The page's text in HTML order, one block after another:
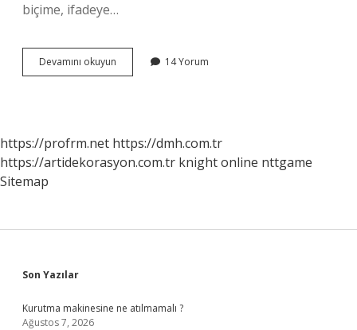
biçime, ifadeye…
Devamını okuyun
Türleri
14 Yorum
https://profrm.net https://dmh.com.tr
https://artidekorasyon.com.tr knight online nttgame
Sitemap
Sidebar
Son Yazılar
Kurutma makinesine ne atılmamalı ?
Ağustos 7, 2026